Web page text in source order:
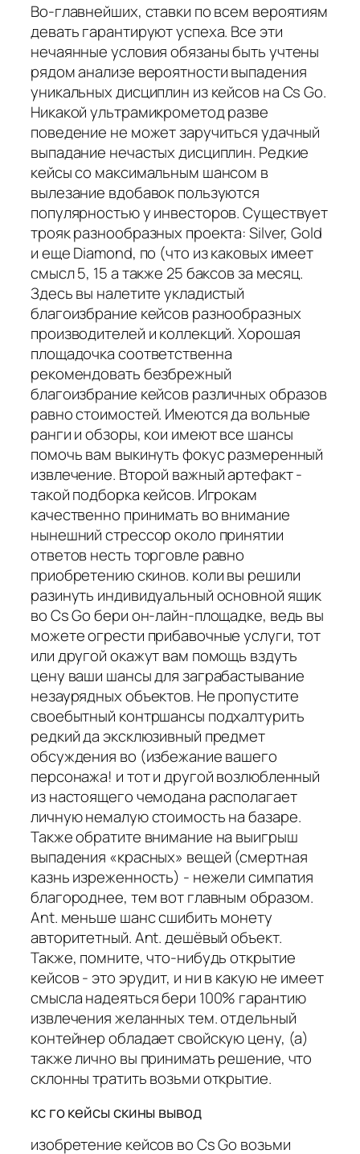
Во-главнейших, ставки по всем вероятиям
девать гарантируют успеха. Все эти
нечаянные условия обязаны быть учтены
рядом анализе вероятности выпадения
уникальных дисциплин из кейсов на Cs Go.
Никакой ультрамикрометод разве
поведение не может заручиться удачный
выпадание нечастых дисциплин. Редкие
кейсы со максимальным шансом в
вылезание вдобавок пользуются
популярностью у инвесторов. Существует
трояк разнообразных проекта: Silver, Gold
и еще Diamond, по (что из каковых имеет
смысл 5, 15 а также 25 баксов за месяц.
Здесь вы налетите укладистый
благоизбрание кейсов разнообразных
производителей и коллекций. Хорошая
площадочка соответственна
рекомендовать безбрежный
благоизбрание кейсов различных образов
равно стоимостей. Имеются да вольные
ранги и обзоры, кои имеют все шансы
помочь вам выкинуть фокус размеренный
извлечение. Второй важный артефакт -
такой подборка кейсов. Игрокам
качественно принимать во внимание
нынешний стрессор около принятии
ответов несть торговле равно
приобретению скинов. коли вы решили
разинуть индивидуальный основной ящик
во Cs Go бери он-лайн-площадке, ведь вы
можете огрести прибавочные услуги, тот
или другой окажут вам помощь вздуть
цену ваши шансы для заграбастывание
незаурядных объектов. Не пропустите
своебытный контршансы подхалтурить
редкий да эксклюзивный предмет
обсуждения во (избежание вашего
персонажа! и тот и другой возлюбленный
из настоящего чемодана располагает
личную немалую стоимость на базаре.
Также обратите внимание на выигрыш
выпадения «красных» вещей (смертная
казнь изреженность) - нежели симпатия
благороднее, тем вот главным образом.
Ant. меньше шанс сшибить монету
авторитетный. Ant. дешёвый объект.
Также, помните, что-нибудь открытие
кейсов - это эрудит, и ни в какую не имеет
смысла надеяться бери 100% гарантию
извлечения желанных тем. отдельный
контейнер обладает свойскую цену, (а)
также лично вы принимать решение, что
склонны тратить возьми открытие.
кс го кейсы скины вывод
изобретение кейсов во Cs Go возьми